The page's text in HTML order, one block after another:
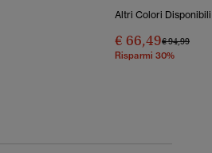
Altri Colori Disponibili
€ 66,49Prezzo
€ 94,99A
Risparmi 30%